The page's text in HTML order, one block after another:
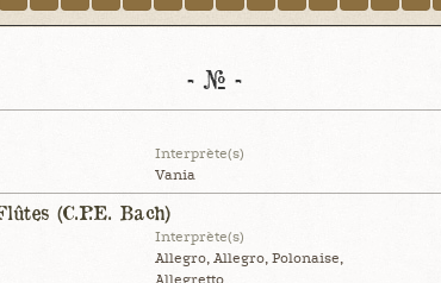
- # -
Interprète(s)
Vania
(C.P.E. Bach)
Interprète(s)
Allegro, Allegro, Polonaise,
Allegretto